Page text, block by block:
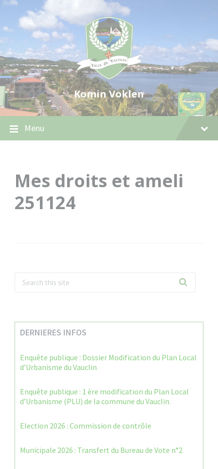
Skip
content
Skip
navigation
Skip
footer
Komin Voklen
Menu
Mes droits et ameli
251124
DERNIERES INFOS
Enquête publique : Dossier Modification du Plan Local
d’Urbanisme du Vauclin
Enquête publique : 1 ère modification du Plan Local
d’Urbanisme (PLU) de la commune du Vauclin.
Election 2026 : Commission de contrôle
Municipale 2026 : Transfert du Bureau de Vote n°2